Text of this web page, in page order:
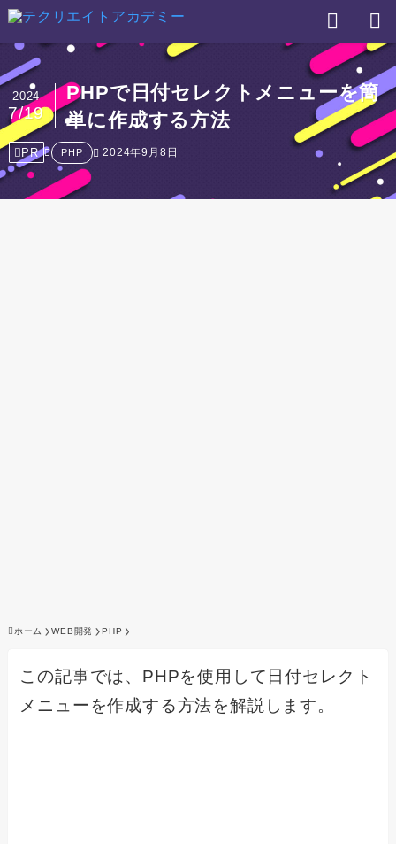
PHPで日付セレクトメニューを簡
単に作成する方法
2024
7/19
PR PHP 2024年9月8日
ホーム WEB開発 PHP
この記事では、PHPを使用して日付セレクト
メニューを作成する方法を解説します。